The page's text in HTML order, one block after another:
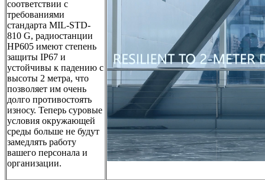
соответствии с
требованиями
стандарта MIL-STD-
810 G, радиостанции
HP605 имеют степень
защиты IP67 и
устойчивы к падению с
высоты 2 метра, что
позволяет им очень
долго противостоять
износу. Теперь суровые
условия окружающей
среды больше не будут
замедлять работу
вашего персонала и
организации.